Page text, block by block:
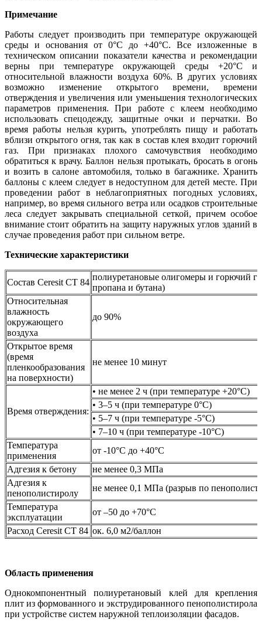
Примечание
Работы следует производить при температуре окружающей
среды и основания от 0°C до +40°С. Все изложенные в
техническом описании показатели качества и рекомендации
верны при температуре окружающей среды +20°C и
относительной влажности воздуха 60%. В других условиях
возможно изменение открытого времени, времени
отверждения и увеличения или уменьшения технологических
параметров применения. При работе с клеем необходимо
использовать спецодежду, защитные очки и перчатки. Во
время работы нельзя курить, употреблять пищу и работать
вблизи открытого огня, так как в состав клея входит горючий
газ. При признаках плохого самочувствия необходимо
обратиться к врачу. Баллон нельзя протыкать, бросать в огонь
и возить в салоне автомобиля, только в багажнике. Хранить
баллоны с клеем следует в недоступном для детей месте. При
проведении работ в неблагоприятных погодных условиях,
например, во время сильного ветра или осадков строительные
леса следует закрывать специальной сеткой, причем особое
внимание стоит обратить на защиту наружных углов зданий в
случае проведения работ при сильном ветре.
Технические характеристики
Состав Ceresit СТ 84
полиуретановые олигомеры и горючий
пропана и бутана)
Относительная
влажность
окружающего
воздуха
до 90%
Открытое время
(время
пленкообразования
на поверхности)
не менее 10 минут
Время отверждения:
• не менее 2 ч (при температуре +20°C)
• 3–5 ч (при температуре 0°C)
• 5–7 ч (при температуре -5°C)
• 7–10 ч (при температуре -10°C)
Температура
применения
от -10°C до +40°С
Адгезия к бетону
не менее 0,3 МПа
Адгезия к
пенополистиролу
не менее 0,1 МПа (разрыв по
Температура
эксплуатации
от –50 до +70°C
Расход Ceresit СТ 84 ок. 6,0 м2/баллон
Область применения
Однокомпонентный полиуретановый клей для крепления
плит из формованного и экструдированного пенополистирола
при устройстве систем наружной теплоизоляции фасадов.